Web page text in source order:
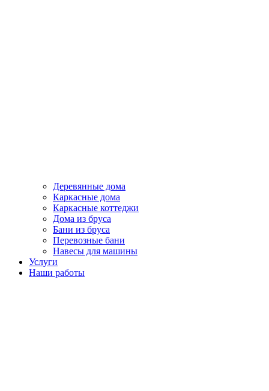
Деревянные дома
Каркасные дома
Каркасные коттеджи
Дома из бруса
Бани из бруса
Перевозные бани
Навесы для машины
Услуги
Наши работы